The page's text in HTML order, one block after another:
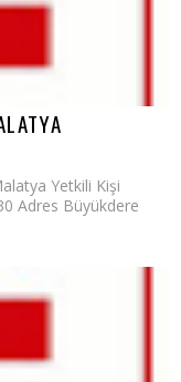
Yetkili Kişi
Adres Büyükdere